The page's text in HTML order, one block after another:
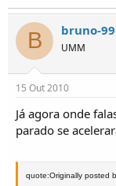
B bruno-
UMM
15 Out 2010
Já agora onde
parado se
quote:Originally posted